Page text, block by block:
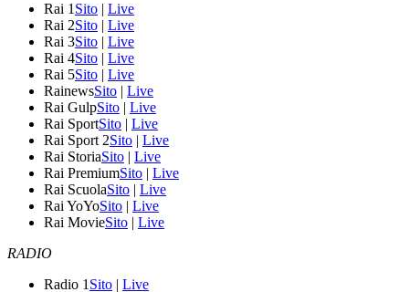
Rai 1 Sito | Live
Rai 2Sito | Live
Rai 3Sito | Live
Rai 4Sito | Live
Rai 5Sito | Live
RainewsSito | Live
Rai GulpSito | Live
Rai SportSito | Live
Rai Sport 2Sito | Live
Rai StoriaSito | Live
Rai PremiumSito | Live
Rai ScuolaSito | Live
Rai YoYoSito | Live
Rai MovieSito | Live
RADIO
Radio 1 Sito | Live